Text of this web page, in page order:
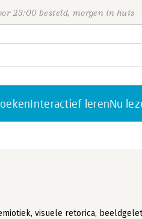
23:00 besteld, morgen in huis
Interactief lerenNu
visuele retorica,